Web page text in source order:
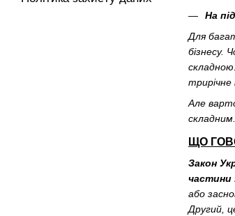
На
Для
бізнесу.
трирічне
Але
ЩО
Закон
частини
або
Другий,